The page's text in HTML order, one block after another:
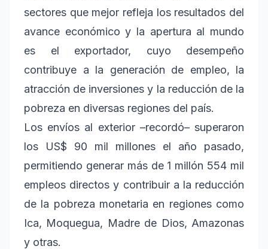
sectores que mejor refleja los resultados del
avance económico y la apertura al mundo
es el exportador, cuyo desempeño
contribuye a la generación de empleo, la
atracción de inversiones y la reducción de la
pobreza en diversas regiones del país.
Los envíos al exterior –recordó– superaron
los US$ 90 mil millones el año pasado,
permitiendo generar más de 1 millón 554 mil
empleos directos y contribuir a la reducción
de la pobreza monetaria en regiones como
Ica, Moquegua, Madre de Dios, Amazonas
y otras.